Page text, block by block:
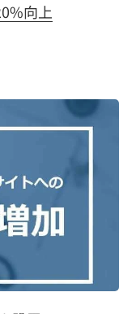
向上